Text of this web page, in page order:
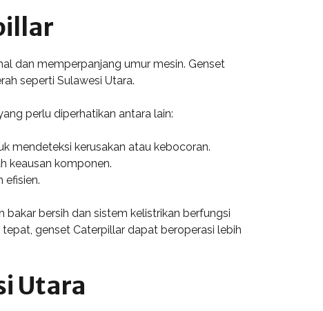
dan memperpanjang umur mesin. Genset
seperti Sulawesi Utara.
perlu diperhatikan antara lain:
mendeteksi kerusakan atau kebocoran.
keausan komponen.
efisien.
bakar bersih dan sistem kelistrikan berfungsi
genset Caterpillar dapat beroperasi lebih
Utara